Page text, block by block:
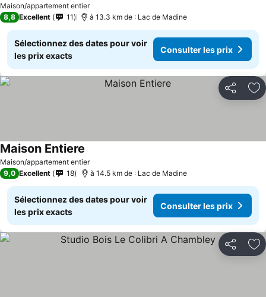
Maison/appartement entier
8,8 Excellent 11 à 13.3 km de : Lac de Madine
Sélectionnez des dates pour voir
les prix exacts
Consulter les prix
Partager
Maison/appartement entier
Maison Entiere
9,0 Excellent 18 à 14.5 km de : Lac de Madine
Sélectionnez des dates pour voir
les prix exacts
Consulter les prix
Partager